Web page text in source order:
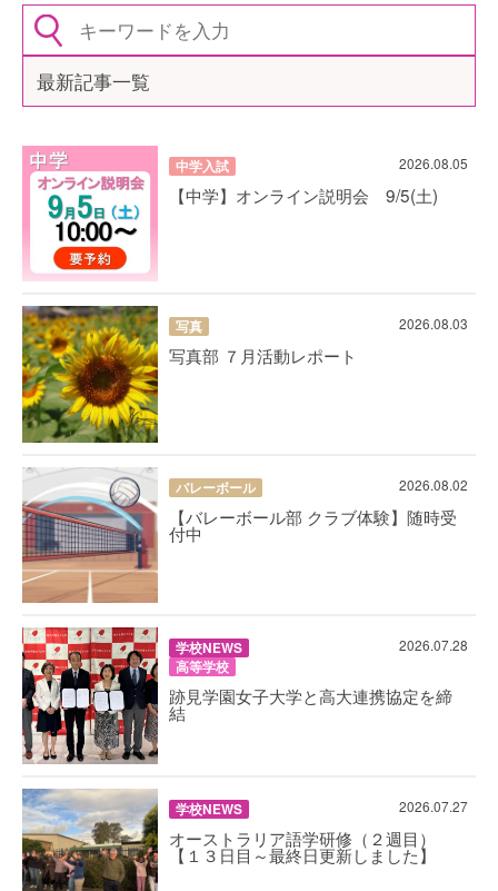
最新記事一覧
中学入試 2026.08.05
【中学】オンライン説明会 9/5(土)
写真 2026.08.03
写真部 ７月活動レポート
バレーボール 2026.08.02
【バレーボール部 クラブ体験】随時受
付中
学校NEWS
高等学校
2026.07.28
跡見学園女子大学と高大連携協定を締
結
学校NEWS 2026.07.27
オーストラリア語学研修（２週目）
【１３日目～最終日更新しました】